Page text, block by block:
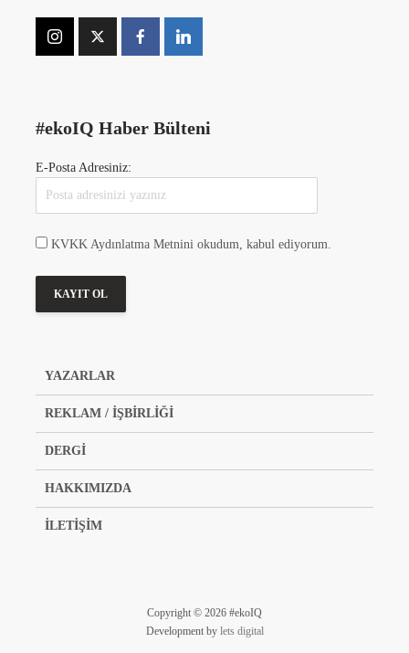
#ekoIQ Haber Bülteni
E-Posta Adresiniz:
KVKK Aydınlatma Metnini okudum, kabul ediyorum.
YAZARLAR
REKLAM / İŞBİRLİĞİ
DERGİ
HAKKIMIZDA
İLETİŞİM
Copyright © 2026 #ekoIQ
Development by lets digital